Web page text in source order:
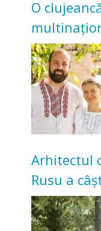
O
Acum
bunicilor
Arhitectul
Rusu a